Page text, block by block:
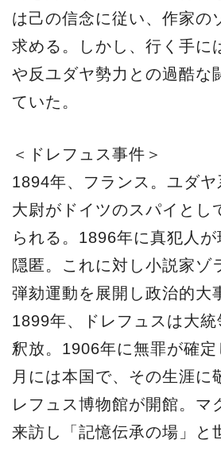
は己の信念に従い、作家の
求める。しかし、行く手に
や反ユダヤ勢力との過酷な
ていた。
＜ドレフュス事件＞
1894年、フランス。ユダヤ
大尉がドイツのスパイとし
られる。1896年に真犯人
隠匿。これに対し小説家ゾ
弾劾運動を展開し政治的大
1899年、ドレフュスは大統
釈放。1906年に無罪が確
月には本国で、その生涯に
レフュス博物館が開館。マ
来訪し「記憶伝承の場」と